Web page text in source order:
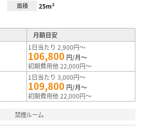
面積 25m²
月額目安
1日当たり 2,900円～
106,800 円/月～
初期費用他 22,000円～
1日当たり 3,000円～
109,800 円/月～
初期費用他 22,000円～
禁煙ルーム